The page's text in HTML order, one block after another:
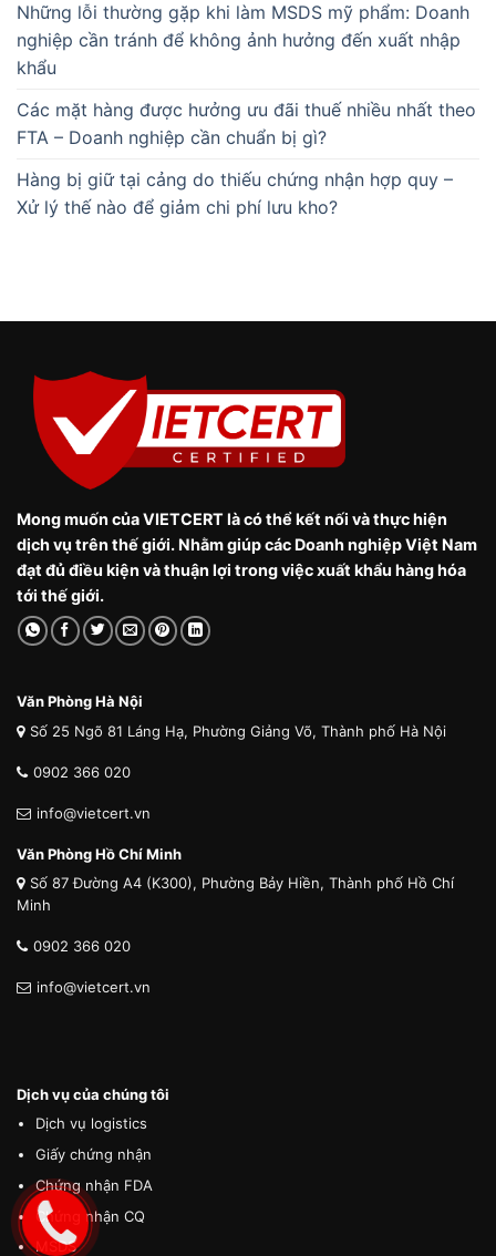
Những lỗi thường gặp khi làm MSDS mỹ phẩm: Doanh
nghiệp cần tránh để không ảnh hưởng đến xuất nhập
khẩu
Các mặt hàng được hưởng ưu đãi thuế nhiều nhất theo
FTA – Doanh nghiệp cần chuẩn bị gì?
Hàng bị giữ tại cảng do thiếu chứng nhận hợp quy –
Xử lý thế nào để giảm chi phí lưu kho?
Mong muốn của VIETCERT là có thể kết nối và thực hiện
dịch vụ trên thế giới. Nhằm giúp các Doanh nghiệp Việt Nam
đạt đủ điều kiện và thuận lợi trong việc xuất khẩu hàng hóa
tới thế giới.
Văn Phòng Hà Nội
Số 25 Ngõ 81 Láng Hạ, Phường Giảng Võ, Thành phố Hà Nội
0902 366 020
info@vietcert.vn
Văn Phòng Hồ Chí Minh
Số 87 Đường A4 (K300), Phường Bảy Hiền, Thành phố Hồ Chí
Minh
0902 366 020
info@vietcert.vn
Dịch vụ của chúng tôi
Dịch vụ logistics
Giấy chứng nhận
Chứng nhận FDA
Chứng nhận CQ
MSDS